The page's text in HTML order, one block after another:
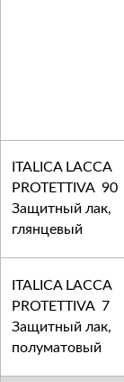
ITALICA LACCA
PROTETTIVA 90
Защитный лак,
глянцевый
ITALICA LACCA
PROTETTIVA 7
Защитный лак,
полуматовый